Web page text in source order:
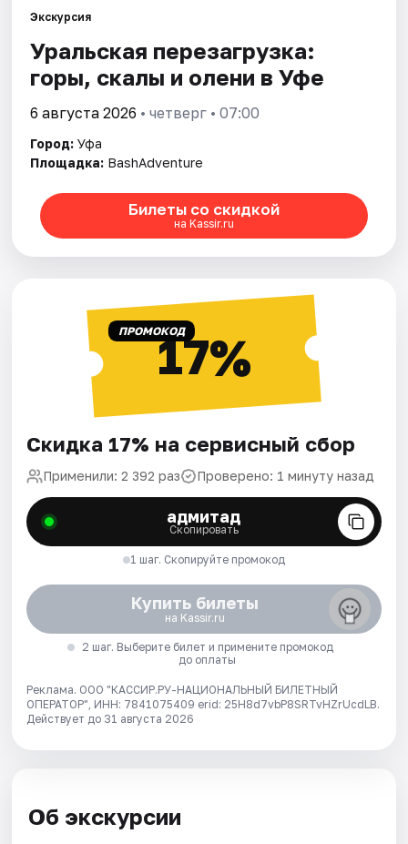
Площадки
Артисты
Экскурсия
Уральская перезагрузка:
горы, скалы и олени в Уфе
6 августа 2026 • четверг • 07:00
Город: Уфа
Площадка: BashAdventure
Билеты со скидкой
на Kassir.ru
ПРОМОКОД17%
Скидка 17% на сервисный сбор
Применили: 2 392 раз Проверено: 1 минуту назад
адмитад
Скопировать
1 шаг. Скопируйте промокод
Купить билеты
на Kassir.ru
2 шаг. Выберите билет и примените промокод
до оплаты
Реклама. ООО "КАССИР.РУ-НАЦИОНАЛЬНЫЙ БИЛЕТНЫЙ
ОПЕРАТОР", ИНН: 7841075409 erid: 25H8d7vbP8SRTvHZrUcdLB.
Действует до 31 августа 2026
Об экскурсии